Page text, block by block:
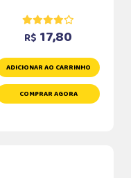
R$ 17,80
ADICIONAR AO CARRINHO
COMPRAR AGORA